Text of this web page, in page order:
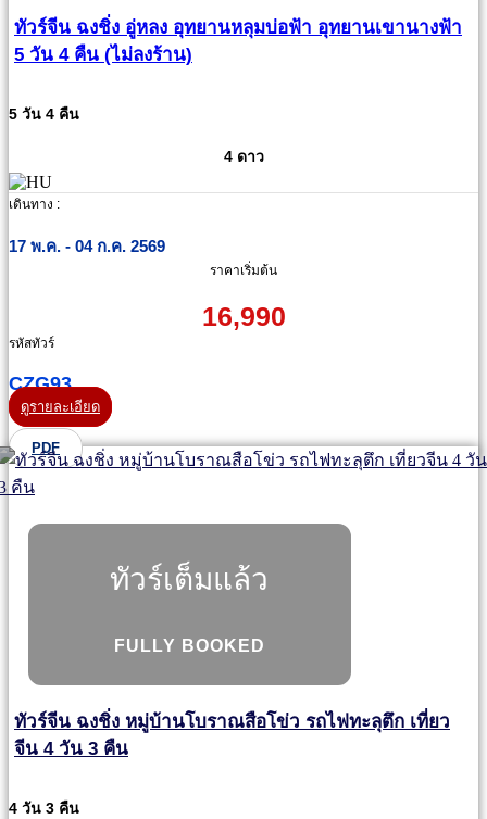
ทัวร์จีน ฉงชิ่ง อู่หลง อุทยานหลุมบ่อฟ้า อุทยานเขานางฟ้า
5 วัน 4 คืน (ไม่ลงร้าน)
5 วัน 4 คืน
4 ดาว
เดินทาง :
17 พ.ค. - 04 ก.ค. 2569
ราคาเริ่มต้น
16,990
รหัสทัวร์
CZG93
ดูรายละเอียด
PDF
ทัวร์เต็มแล้ว
FULLY BOOKED
ทัวร์จีน ฉงชิ่ง หมู่บ้านโบราณสือโข่ว รถไฟทะลุตึก เที่ยว
จีน 4 วัน 3 คืน
4 วัน 3 คืน